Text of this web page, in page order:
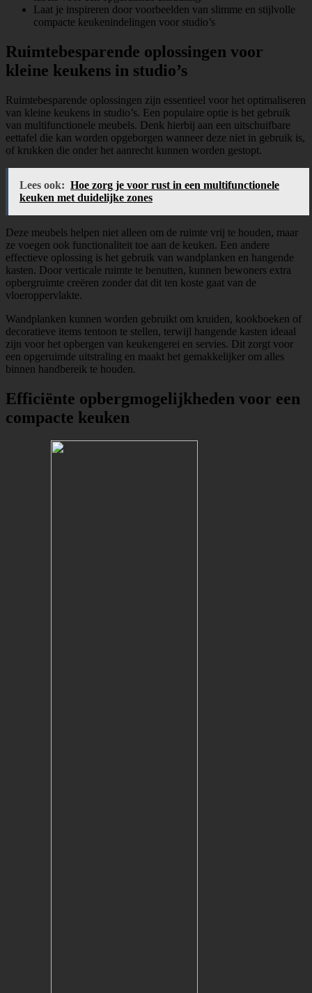
Laat je inspireren door voorbeelden van slimme en stijlvolle
compacte keukenindelingen voor studio’s
Ruimtebesparende oplossingen voor
kleine keukens in studio’s
Ruimtebesparende oplossingen zijn essentieel voor het optimaliseren
van kleine keukens in studio’s. Een populaire optie is het gebruik
van multifunctionele meubels. Denk hierbij aan een uitschuifbare
eettafel die kan worden opgeborgen wanneer deze niet in gebruik is,
of krukken die onder het aanrecht kunnen worden gestopt.
Lees ook: Hoe zorg je voor rust in een multifunctionele
keuken met duidelijke zones
Deze meubels helpen niet alleen om de ruimte vrij te houden, maar
ze voegen ook functionaliteit toe aan de keuken. Een andere
effectieve oplossing is het gebruik van wandplanken en hangende
kasten. Door verticale ruimte te benutten, kunnen bewoners extra
opbergruimte creëren zonder dat dit ten koste gaat van de
vloeroppervlakte.
Wandplanken kunnen worden gebruikt om kruiden, kookboeken of
decoratieve items tentoon te stellen, terwijl hangende kasten ideaal
zijn voor het opbergen van keukengerei en servies. Dit zorgt voor
een opgeruimde uitstraling en maakt het gemakkelijker om alles
binnen handbereik te houden.
Efficiënte opbergmogelijkheden voor een
compacte keuken